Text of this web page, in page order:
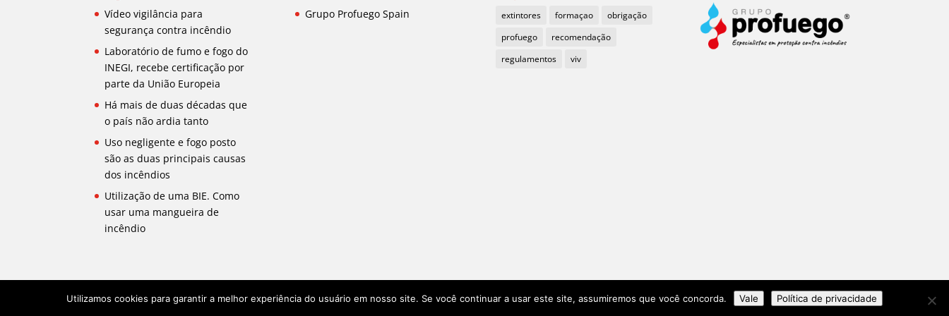
Vídeo vigilância para
segurança contra incêndio
Laboratório de fumo e fogo do
INEGI, recebe certificação por
parte da União Europeia
Há mais de duas décadas que
o país não ardia tanto
Uso negligente e fogo posto
são as duas principais causas
dos incêndios
Utilização de uma BIE. Como
usar uma mangueira de
incêndio
Grupo Profuego Spain extintores formaçao
obrigação
profuego
recomendação
regulamentos
viv
Más de 35 años Grupo Profuego y BMVIV en Portugal ©1985-2021Aviso legal e Política de Privacidade
Utilizamos cookies para garantir a melhor experiência do usuário em nosso site. Se você continuar a usar este site, assumiremos que você concorda. Vale Política de privacidade